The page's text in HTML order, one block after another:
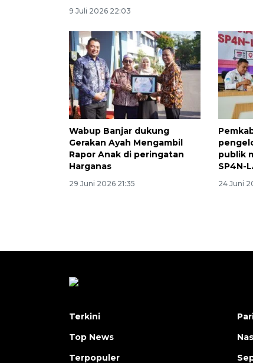
9 Juli 2026 22:03
Wabup Banjar dukung
Gerakan Ayah Mengambil
Rapor Anak di peringatan
Harganas
29 Juni 2026 21:35
publik
SP4N-
24 Juni
Terkini
Top News
Terpopuler